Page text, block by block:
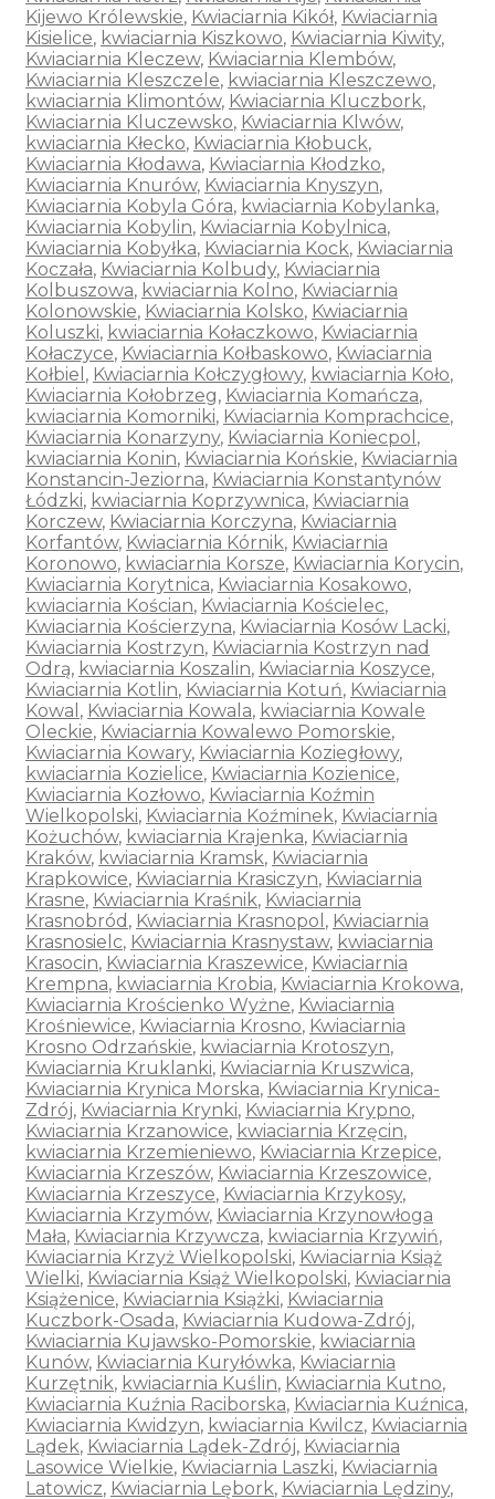
Kijewo Królewskie, Kwiaciarnia Kikół, Kwiaciarnia
Kisielice, kwiaciarnia Kiszkowo, Kwiaciarnia Kiwity,
Kwiaciarnia Kleczew, Kwiaciarnia Klembów,
Kwiaciarnia Kleszczele, kwiaciarnia Kleszczewo,
kwiaciarnia Klimontów, Kwiaciarnia Kluczbork,
Kwiaciarnia Kluczewsko, Kwiaciarnia Klwów,
kwiaciarnia Kłecko, Kwiaciarnia Kłobuck,
Kwiaciarnia Kłodawa, Kwiaciarnia Kłodzko,
Kwiaciarnia Knurów, Kwiaciarnia Knyszyn,
Kwiaciarnia Kobyla Góra, kwiaciarnia Kobylanka,
Kwiaciarnia Kobylin, Kwiaciarnia Kobylnica,
Kwiaciarnia Kobyłka, Kwiaciarnia Kock, Kwiaciarnia
Koczała, Kwiaciarnia Kolbudy, Kwiaciarnia
Kolbuszowa, kwiaciarnia Kolno, Kwiaciarnia
Kolonowskie, Kwiaciarnia Kolsko, Kwiaciarnia
Koluszki, kwiaciarnia Kołaczkowo, Kwiaciarnia
Kołaczyce, Kwiaciarnia Kołbaskowo, Kwiaciarnia
Kołbiel , Kwiaciarnia Kołczygłowy, kwiaciarnia Koło,
Kwiaciarnia Kołobrzeg, Kwiaciarnia Komańcza,
kwiaciarnia Komorniki, Kwiaciarnia Komprachcice,
Kwiaciarnia Konarzyny, Kwiaciarnia Koniecpol ,
kwiaciarnia Konin, Kwiaciarnia Końskie, Kwiaciarnia
Konstancin-Jeziorna, Kwiaciarnia Konstantynów
Łódzki, kwiaciarnia Koprzywnica, Kwiaciarnia
Korczew, Kwiaciarnia Korczyna, Kwiaciarnia
Korfantów, Kwiaciarnia Kórnik, Kwiaciarnia
Koronowo, kwiaciarnia Korsze, Kwiaciarnia Korycin,
Kwiaciarnia Korytnica, Kwiaciarnia Kosakowo,
kwiaciarnia Kościan, Kwiaciarnia Kościelec,
Kwiaciarnia Kościerzyna, Kwiaciarnia Kosów Lacki,
Kwiaciarnia Kostrzyn, Kwiaciarnia Kostrzyn nad
Odrą, kwiaciarnia Koszalin, Kwiaciarnia Koszyce,
Kwiaciarnia Kotlin, Kwiaciarnia Kotuń, Kwiaciarnia
Kowal , Kwiaciarnia Kowala, kwiaciarnia Kowale
Oleckie, Kwiaciarnia Kowalewo Pomorskie,
Kwiaciarnia Kowary, Kwiaciarnia Koziegłowy,
kwiaciarnia Kozielice, Kwiaciarnia Kozienice,
Kwiaciarnia Kozłowo, Kwiaciarnia Koźmin
Wielkopolski, Kwiaciarnia Koźminek, Kwiaciarnia
Kożuchów, kwiaciarnia Krajenka, Kwiaciarnia
Kraków, kwiaciarnia Kramsk, Kwiaciarnia
Krapkowice, Kwiaciarnia Krasiczyn, Kwiaciarnia
Krasne, Kwiaciarnia Kraśnik, Kwiaciarnia
Krasnobród , Kwiaciarnia Krasnopol , Kwiaciarnia
Krasnosielc, Kwiaciarnia Krasnystaw, kwiaciarnia
Krasocin, Kwiaciarnia Kraszewice, Kwiaciarnia
Krempna, kwiaciarnia Krobia, Kwiaciarnia Krokowa,
Kwiaciarnia Krościenko Wyżne, Kwiaciarnia
Krośniewice, Kwiaciarnia Krosno, Kwiaciarnia
Krosno Odrzańskie, kwiaciarnia Krotoszyn,
Kwiaciarnia Kruklanki, Kwiaciarnia Kruszwica,
Kwiaciarnia Krynica Morska, Kwiaciarnia Krynica-
Zdrój, Kwiaciarnia Krynki, Kwiaciarnia Krypno,
Kwiaciarnia Krzanowice, kwiaciarnia Krzęcin,
kwiaciarnia Krzemieniewo, Kwiaciarnia Krzepice,
Kwiaciarnia Krzeszów, Kwiaciarnia Krzeszowice,
Kwiaciarnia Krzeszyce, Kwiaciarnia Krzykosy,
Kwiaciarnia Krzymów, Kwiaciarnia Krzynowłoga
Mała, Kwiaciarnia Krzywcza, kwiaciarnia Krzywiń,
Kwiaciarnia Krzyż Wielkopolski, Kwiaciarnia Książ
Wielki, Kwiaciarnia Książ Wielkopolski, Kwiaciarnia
Książenice, Kwiaciarnia Książki, Kwiaciarnia
Kuczbork-Osada, Kwiaciarnia Kudowa-Zdrój,
Kwiaciarnia Kujawsko-Pomorskie, kwiaciarnia
Kunów, Kwiaciarnia Kuryłówka, Kwiaciarnia
Kurzętnik, kwiaciarnia Kuślin, Kwiaciarnia Kutno,
Kwiaciarnia Kuźnia Raciborska, Kwiaciarnia Kuźnica,
Kwiaciarnia Kwidzyn, kwiaciarnia Kwilcz, Kwiaciarnia
Lądek, Kwiaciarnia Lądek-Zdrój, Kwiaciarnia
Lasowice Wielkie, Kwiaciarnia Laszki, Kwiaciarnia
Latowicz, Kwiaciarnia Lębork, Kwiaciarnia Lędziny,